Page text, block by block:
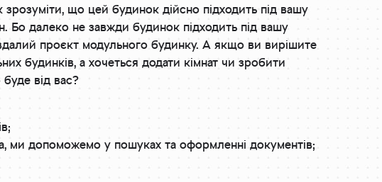
що цей будинок дійсно підходить під вашу
Бо далеко не завжди будинок підходить під вашу
проєкт модульного будинку. А якщо ви вирішите
будинків, а хочеться додати кімнат чи зробити
від вас?
ми допоможемо у пошуках та оформленні документів;